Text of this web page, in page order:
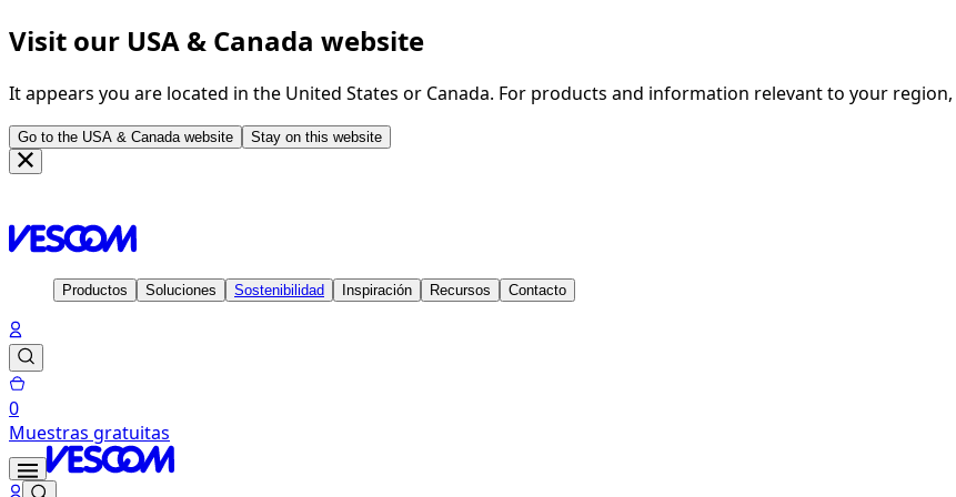
Visit our USA & Canada website
It appears you are located in the United States or Canada. For products and information relevant to your region,
Go to the USA & Canada website Stay on this website
Productos Soluciones Sostenibilidad Inspiración Recursos Contacto
0
Muestras gratuitas